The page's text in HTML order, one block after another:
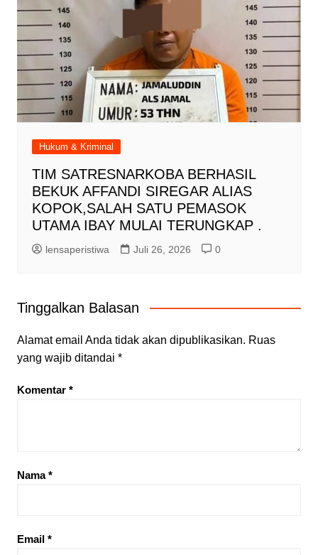
Hukum & Kriminal
TIM SATRESNARKOBA BERHASIL
BEKUK AFFANDI SIREGAR ALIAS
KOPOK,SALAH SATU PEMASOK
UTAMA IBAY MULAI TERUNGKAP .
lensaperistiwa Juli 26, 2026 0
Tinggalkan Balasan
Alamat email Anda tidak akan dipublikasikan. Ruas
yang wajib ditandai *
Komentar *
Nama*
Email *